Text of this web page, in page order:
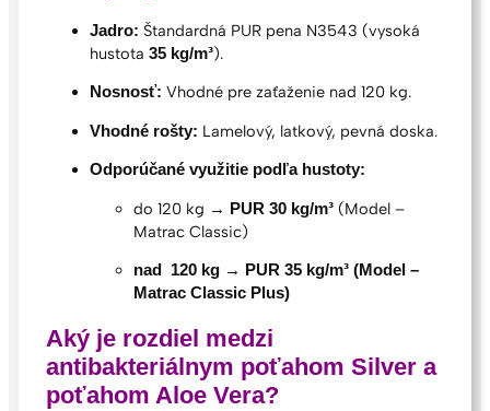
Jadro: Štandardná PUR pena N3543 (vysoká
hustota 35 kg/m³).
Nosnosť: Vhodné pre zaťaženie nad 120 kg.
Vhodné rošty: Lamelový, latkový, pevná doska.
Odporúčané využitie podľa hustoty:
do 120 kg → PUR 30 kg/m³(Model –
Matrac Classic)
nad 120 kg → PUR 35 kg/m³ (Model –
Matrac Classic Plus)
Aký je rozdiel medzi
antibakteriálnym poťahom Silver a
poťahom Aloe Vera?